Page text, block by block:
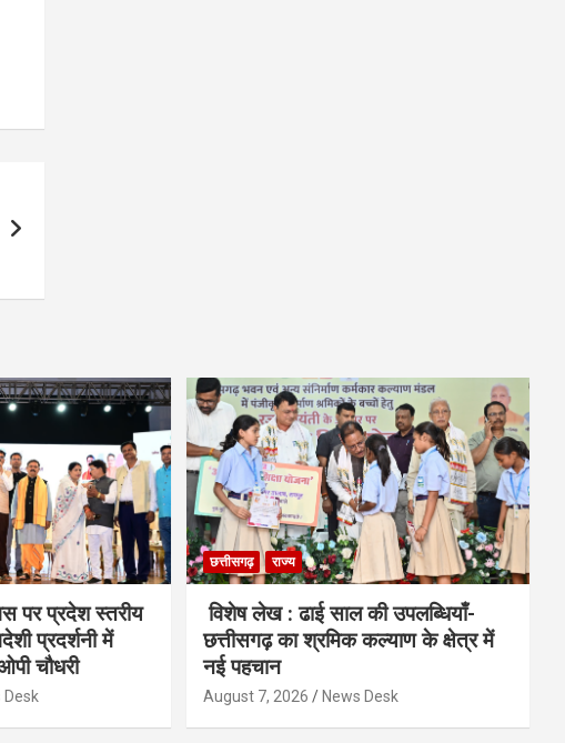
पर प्रदेश स्तरीय
प्रदर्शनी में
चौधरी
Desk
छत्तीसगढ़ राज्य
विशेष लेख : ढाई साल की उपलब्धियाँ-
छत्तीसगढ़ का श्रमिक कल्याण के क्षेत्र में
नई पहचान
August 7, 2026 News Desk